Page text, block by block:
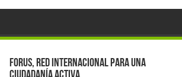
Forus, red internacional para una